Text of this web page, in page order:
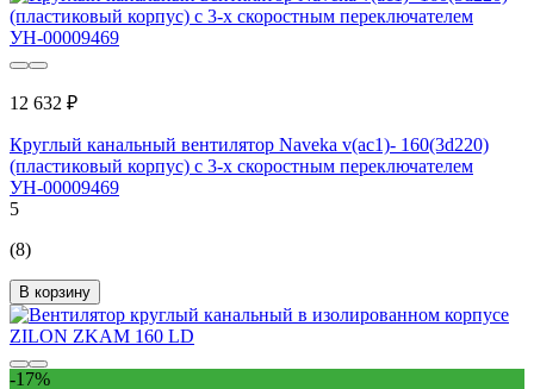
12 632 ₽
Круглый канальный вентилятор Naveka v(ac1)- 160(3d220)
(пластиковый корпус) с 3-х скоростным переключателем
УН-00009469
5
(8)
В корзину
-17%